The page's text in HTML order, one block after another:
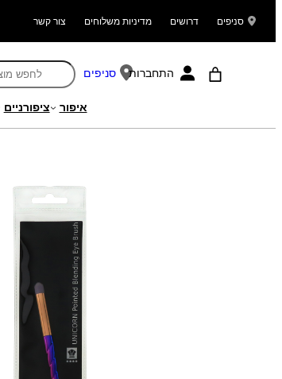
סניפים דרושים מדיניות משלוחים צור קשר
התחברות סניפים
איפור ציפורניים